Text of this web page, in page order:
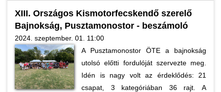
XIII. Országos Kismotorfecskendő szerelő
Bajnokság, Pusztamonostor - beszámoló
2024. szeptember. 01. 11:00
A Pusztamonostor ÖTE a bajnokság
utolsó előtti fordulóját szervezte meg.
Idén is nagy volt az érdeklődés: 21
csapat, 3 kategóriában 36 rajt. A